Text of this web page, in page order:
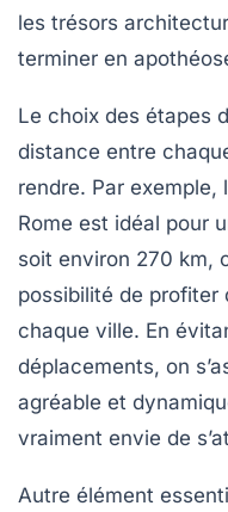
les trésors
terminer en
Le choix des étapes
distance entre
rendre. Par
Rome est idéal pour
soit environ 270 km,
possibilité de profiter
chaque ville. En
déplacements, on
agréable et
vraiment envie de
Autre élément